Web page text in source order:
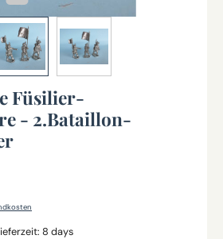
Füsilier-
- 2.Bataillon-
8 days